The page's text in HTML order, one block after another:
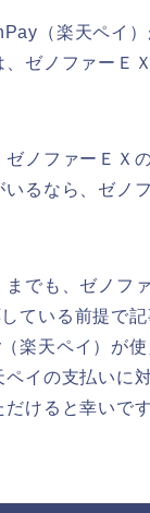
（楽天ペイ
ゼノファーＥ
ノファーＥＸ
るなら、ゼノ
でも、ゼノフ
ている前提で
楽天ペイ）が
イの支払いに
けると幸いです